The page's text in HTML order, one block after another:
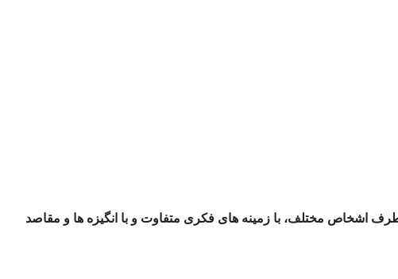
طرف اشخاص مختلف، با زمینه های فكری متفاوت و با انگیزه ها و مقاصد